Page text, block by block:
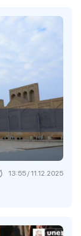
13:55 / 11.12.2025